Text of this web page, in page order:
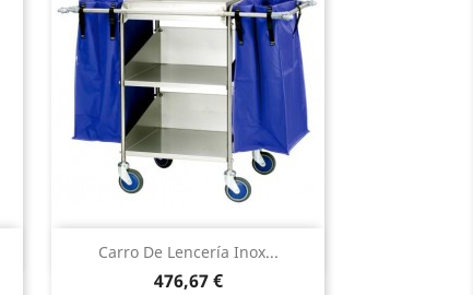
Carro De Lencería Inox...
Precio
476,67 €
Vista rápida